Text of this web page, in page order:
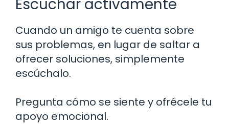
Escuchar activamente
Cuando un amigo te cuenta sobre
sus problemas, en lugar de saltar a
ofrecer soluciones, simplemente
escúchalo.
Pregunta cómo se siente y ofrécele tu
apoyo emocional.